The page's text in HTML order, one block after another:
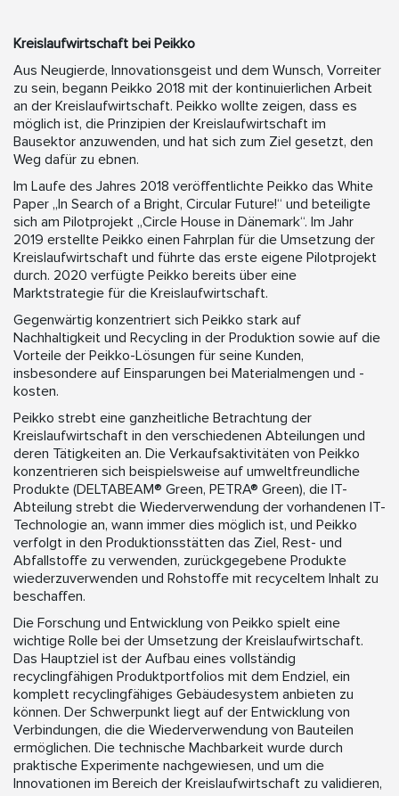
Kreislaufwirtschaft bei Peikko
Aus Neugierde, Innovationsgeist und dem Wunsch, Vorreiter
zu sein, begann Peikko 2018 mit der kontinuierlichen Arbeit
an der Kreislaufwirtschaft. Peikko wollte zeigen, dass es
möglich ist, die Prinzipien der Kreislaufwirtschaft im
Bausektor anzuwenden, und hat sich zum Ziel gesetzt, den
Weg dafür zu ebnen.
Im Laufe des Jahres 2018 veröffentlichte Peikko das White
Paper „In Search of a Bright, Circular Future!“ und beteiligte
sich am Pilotprojekt „Circle House in Dänemark“. Im Jahr
2019 erstellte Peikko einen Fahrplan für die Umsetzung der
Kreislaufwirtschaft und führte das erste eigene Pilotprojekt
durch. 2020 verfügte Peikko bereits über eine
Marktstrategie für die Kreislaufwirtschaft.
Gegenwärtig konzentriert sich Peikko stark auf
Nachhaltigkeit und Recycling in der Produktion sowie auf die
Vorteile der Peikko-Lösungen für seine Kunden,
insbesondere auf Einsparungen bei Materialmengen und -
kosten.
Peikko strebt eine ganzheitliche Betrachtung der
Kreislaufwirtschaft in den verschiedenen Abteilungen und
deren Tätigkeiten an. Die Verkaufsaktivitäten von Peikko
konzentrieren sich beispielsweise auf umweltfreundliche
Produkte (DELTABEAM® Green, PETRA® Green), die IT-
Abteilung strebt die Wiederverwendung der vorhandenen IT-
Technologie an, wann immer dies möglich ist, und Peikko
verfolgt in den Produktionsstätten das Ziel, Rest- und
Abfallstoffe zu verwenden, zurückgegebene Produkte
wiederzuverwenden und Rohstoffe mit recyceltem Inhalt zu
beschaffen.
Die Forschung und Entwicklung von Peikko spielt eine
wichtige Rolle bei der Umsetzung der Kreislaufwirtschaft.
Das Hauptziel ist der Aufbau eines vollständig
recyclingfähigen Produktportfolios mit dem Endziel, ein
komplett recyclingfähiges Gebäudesystem anbieten zu
können. Der Schwerpunkt liegt auf der Entwicklung von
Verbindungen, die die Wiederverwendung von Bauteilen
ermöglichen. Die technische Machbarkeit wurde durch
praktische Experimente nachgewiesen, und um die
Innovationen im Bereich der Kreislaufwirtschaft zu validieren,